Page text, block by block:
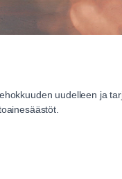
uudelleen ja